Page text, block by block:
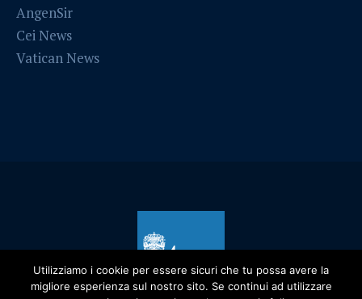
AngenSir
Cei News
Vatican News
Utilizziamo i cookie per essere sicuri che tu possa avere la
migliore esperienza sul nostro sito. Se continui ad utilizzare